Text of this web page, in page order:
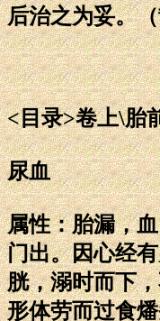
后治之为妥。
<目录>卷上\胎
尿血
属性：胎漏，
门出。因心经
胱，溺时而下
形体劳而过食